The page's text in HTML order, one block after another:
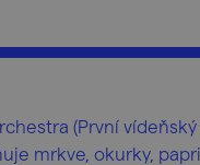
(První
mrkve, okurky,